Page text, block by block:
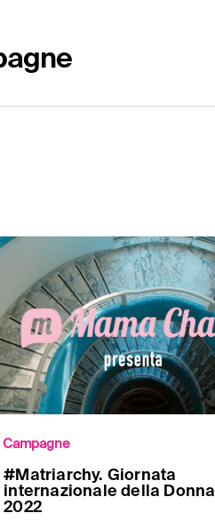
Campagne
#Matriarchy. Giornata
internazionale della Donna
2022